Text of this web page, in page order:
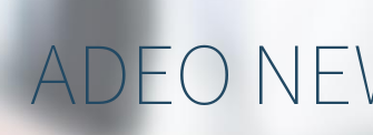
ADEO